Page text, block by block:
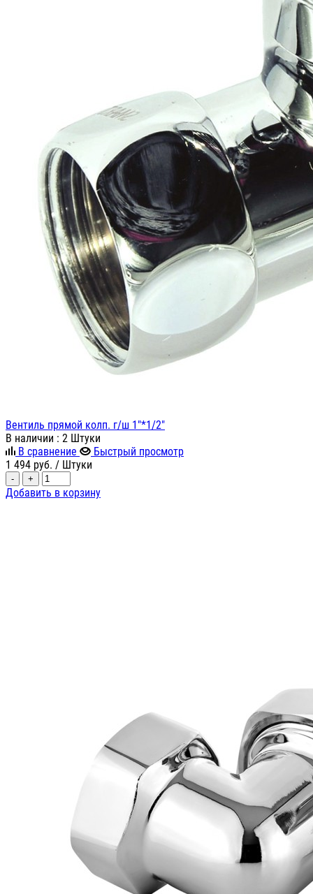
Вентиль прямой колп. г/ш 1"*1/2"
В наличии : 2 Штуки
В сравнение
Быстрый просмотр
1 494 руб. / Штуки
- +
Добавить в корзину